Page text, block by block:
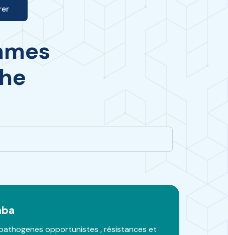
opportunistes , résistances et